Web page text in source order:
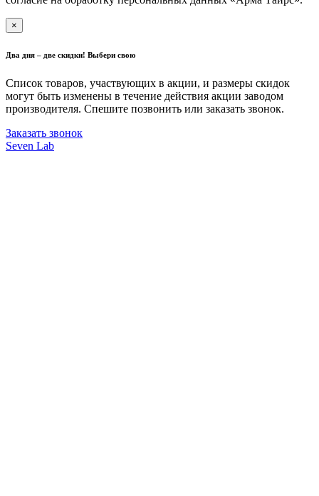
×
Два дня – две скидки! Выбери свою
Список товаров, участвующих в акции, и размеры скидок
могут быть изменены в течение действия акции заводом
производителя. Спешите позвонить или заказать звонок.
Заказать звонок
Seven Lab